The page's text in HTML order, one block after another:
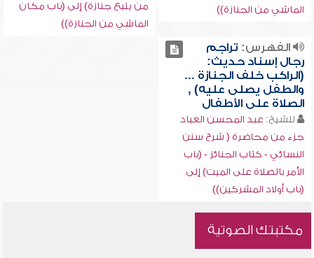
الماشي من الجنازة))
من يتبع جنازة) إلى (باب مكان
الماشي من الجنازة))
الفهرس: تراجم
رجال إسناد حديث:
(الراكب خلف الجنازة ...
والطفل يصلى عليه) ,
الصلاة على الأطفال
للشيخ: عبد المحسن العباد
جزء من محاضرة ( شرح سنن
النسائي - كتاب الجنائز - (باب
الأمر بالصلاة على الميت) إلى
(باب أولاد المشركين))
مكتبتك الصوتية